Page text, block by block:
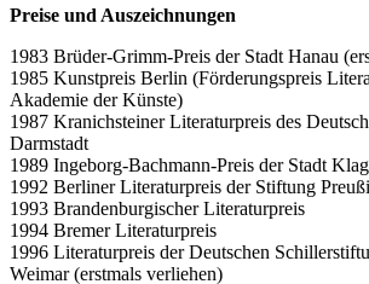
Preise und Auszeichnungen
1983 Brüder-Grimm-Preis der Stadt Hanau
1985 Kunstpreis Berlin (Förderungspreis
Akademie der Künste)
1987 Kranichsteiner Literaturpreis des
Darmstadt
1989 Ingeborg-Bachmann-Preis der Stadt
1992 Berliner Literaturpreis der Stiftung
1993 Brandenburgischer Literaturpreis
1994 Bremer Literaturpreis
1996 Literaturpreis der Deutschen
Weimar (erstmals verliehen)